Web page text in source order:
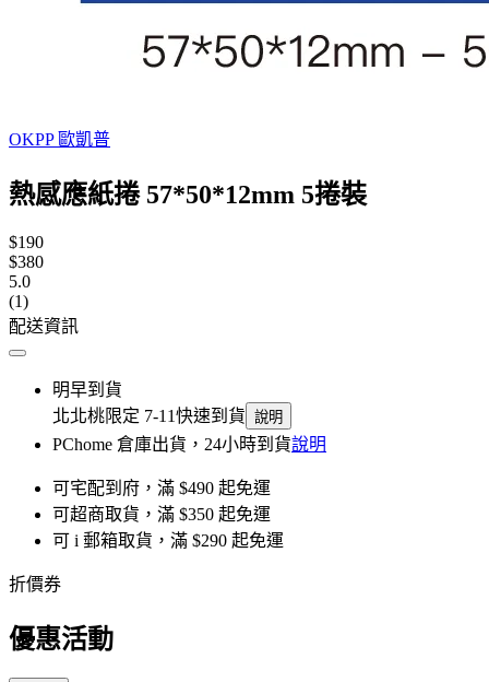
OKPP 歐凱普
熱感應紙捲 57*50*12mm 5捲裝
$190
$380
5.0
(1)
配送資訊
明早到貨
北北桃限定 7-11快速到貨 說明
PChome 倉庫出貨，24小時到貨說明
可宅配到府，滿 $490 起免運
可超商取貨，滿 $350 起免運
可 i 郵箱取貨，滿 $290 起免運
折價券
優惠活動